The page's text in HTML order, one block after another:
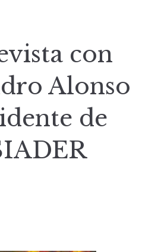
con
Alonso
de